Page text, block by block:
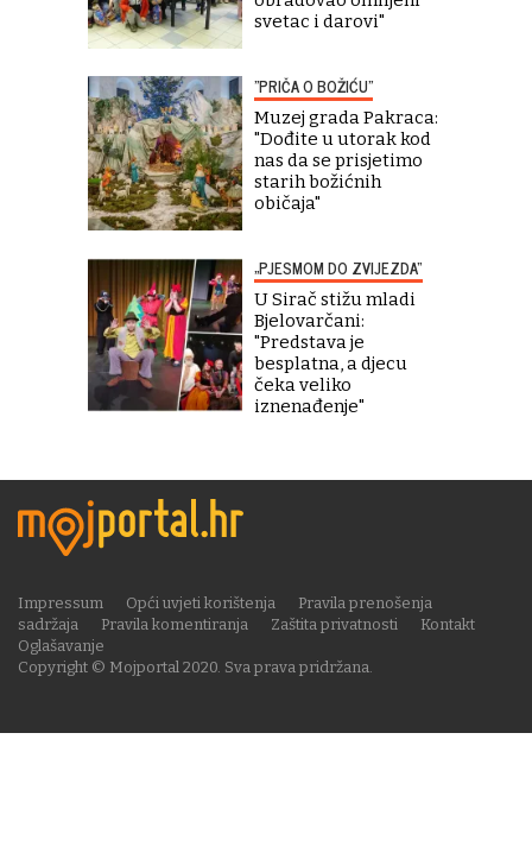
svetac i darovi"
"PRIČA O BOŽIĆU"
Muzej grada Pakraca:
"Dođite u utorak kod
nas da se prisjetimo
starih božićnih
običaja"
„PJESMOM DO ZVIJEZDA“
U Sirač stižu mladi
Bjelovarčani:
"Predstava je
besplatna, a djecu
čeka veliko
iznenađenje"
Copyright © Mojportal 2020. Sva prava pridržana.
Impressum Opći uvjeti korištenja
Pravila prenošenja
sadržaja
Pravila komentiranja Zaštita privatnosti
Kontakt
Oglašavanje